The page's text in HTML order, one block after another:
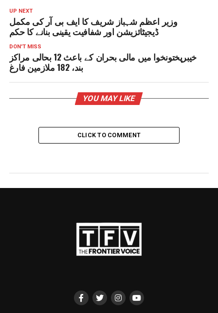
UP NEXT
وزیر اعظم شہباز شریف کا ایف بی آر کی مکمل
ڈیجیٹائزیشن اور شفافیت یقینی بنانے کا حکم
DON'T MISS
خیبرپختونخوا میں مالی بحران کے باعث 12 بحالی مراکز
بند، 182 ملازمین فارغ
YOU MAY LIKE
CLICK TO COMMENT